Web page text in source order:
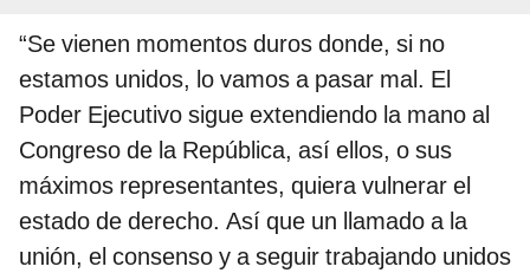
“Se vienen momentos duros donde, si no
estamos unidos, lo vamos a pasar mal. El
Poder Ejecutivo sigue extendiendo la mano al
Congreso de la República, así ellos, o sus
máximos representantes, quiera vulnerar el
estado de derecho. Así que un llamado a la
unión, el consenso y a seguir trabajando unidos